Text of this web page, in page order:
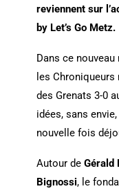
reviennent sur
by Let’s Go Metz.
Dans ce nouveau
les
des Grenats 3-0
idées, sans
nouvelle fois
Autour de Gérald
Bignossi, le